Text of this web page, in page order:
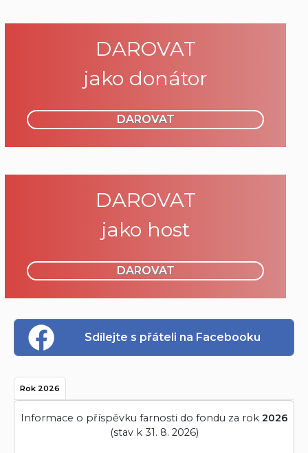
DAROVAT
jako donátor
DAROVAT
DAROVAT
jako host
DAROVAT
Sdílejte s přáteli na Facebooku
Rok 2026
Informace o příspěvku farnosti do fondu za rok 2026
(stav k 31. 8. 2026)